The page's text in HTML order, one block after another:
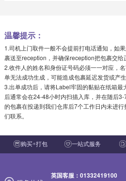
温馨提示：
1.司机上门取件一般不会提前打电话通知，如
裹送至reception，并确保reception把包裹交给
2.收件人的姓名和身份证号码必须一一对应，
单无法成功生成，可能造成包裹延迟发货或产
3.出单成功后，请将Label牢固的黏贴在纸箱
后通常会在24-48小时内扫描入库，并在随后
的包裹在投递到我们仓库后7个工作日内未进
们联系。
购买+打包 一站式服务
英国客服：01332419100